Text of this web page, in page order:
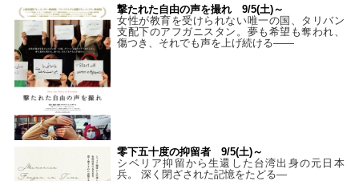
撃たれた自由の声を撮れ 9/5(土)～
女性が教育を受けられない唯一の国、タリバン
支配下のアフガニスタン。夢も希望も奪われ、
傷つき、それでも声を上げ続ける——
零下五十度の抑留者 9/5(土)～
シベリア抑留から生還した台湾出身の元日本
兵。 深く閉ざされた記憶をたどる—